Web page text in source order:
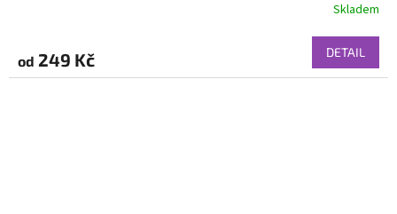
Skladem
od 249 Kč DETAIL